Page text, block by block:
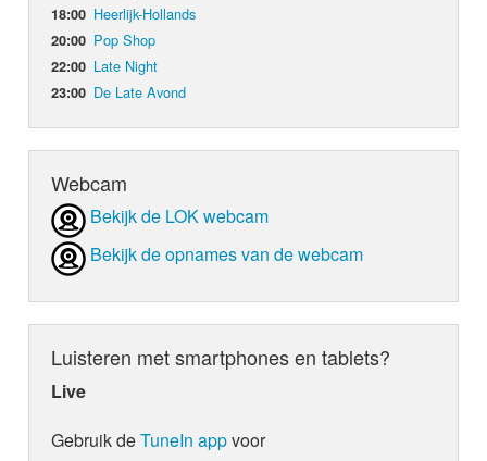
18:00 Heerlijk-Hollands
20:00 Pop Shop
22:00 Late Night
23:00 De Late Avond
Webcam
Bekijk de LOK webcam
Bekijk de opnames van de webcam
Luisteren met smartphones en tablets?
Live
Gebruik deTuneIn appvoor